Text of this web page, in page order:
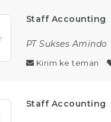
Staff Accounting
PT Sukses Amindo
Kirim ke teman
Staff Accounting